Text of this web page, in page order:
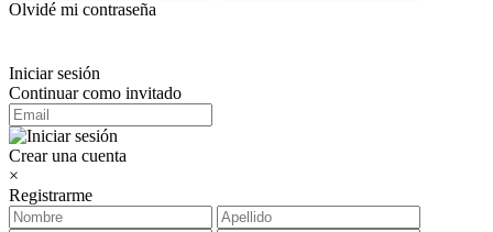
Olvidé mi contraseña
Iniciar sesión
Continuar como invitado
Crear una cuenta
×
Registrarme